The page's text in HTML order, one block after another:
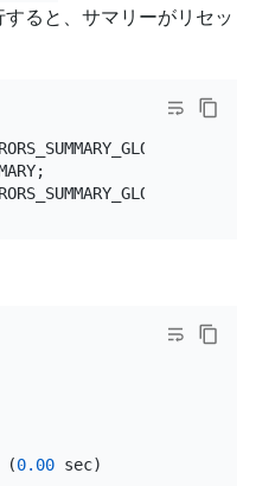
すると、サマリーがリセッ
(0.00 sec)